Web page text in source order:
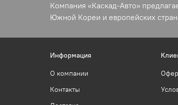
Компания «Каскад-Авто»
Южной Кореи и европейских
Информация
О компании
Контакты